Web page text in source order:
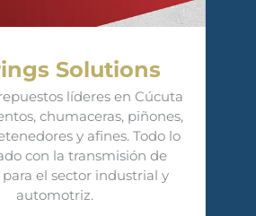
Solutions
líderes en Cúcuta
chumaceras, piñones,
y afines. Todo lo
con la transmisión de
el sector industrial y
automotriz.